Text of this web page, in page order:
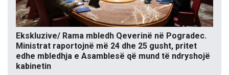
Ekskluzive/ Rama mbledh Qeverinë në Pogradec.
Ministrat raportojnë më 24 dhe 25 gusht, pritet
edhe mbledhja e Asamblesë që mund të ndryshojë
kabinetin